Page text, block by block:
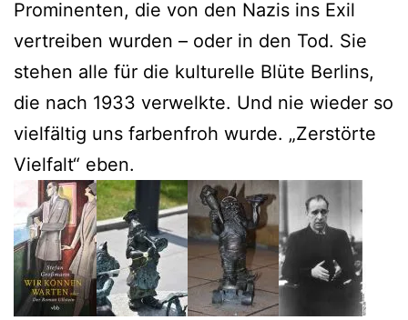
Prominenten, die von den Nazis ins Exil
vertreiben wurden – oder in den Tod. Sie
stehen alle für die kulturelle Blüte Berlins,
die nach 1933 verwelkte. Und nie wieder so
vielfältig uns farbenfroh wurde. „Zerstörte
Vielfalt“ eben.